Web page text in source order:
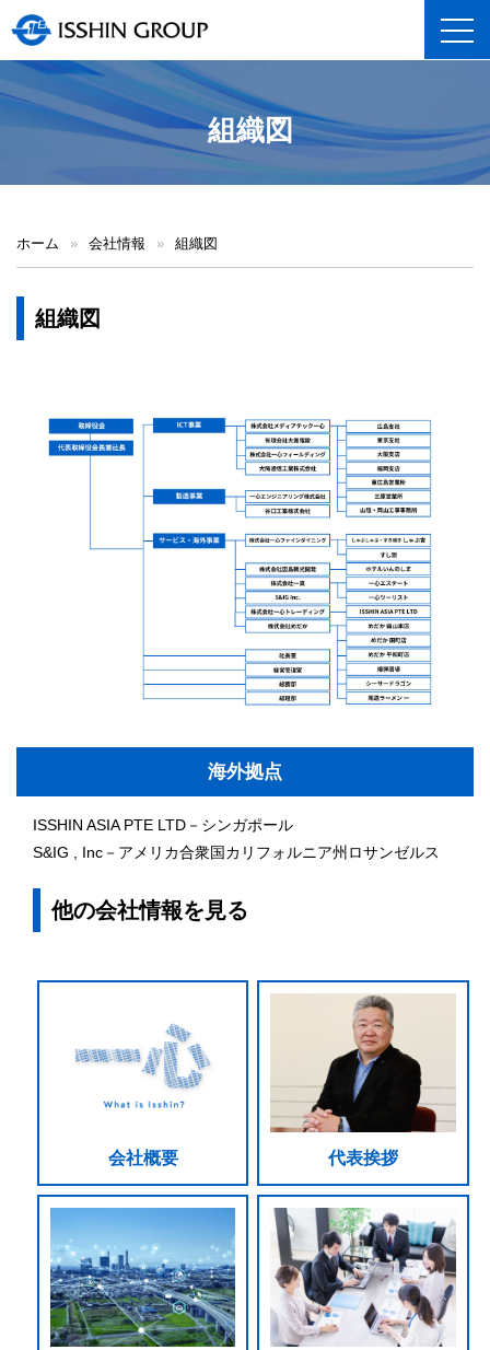
組織図
ホーム » 会社情報 » 組織図
組織図
海外拠点
ISSHIN ASIA PTE LTD－シンガポール
S&IG , Inc－アメリカ合衆国カリフォルニア州ロサンゼルス
他の会社情報を見る
会社概要 代表挨拶